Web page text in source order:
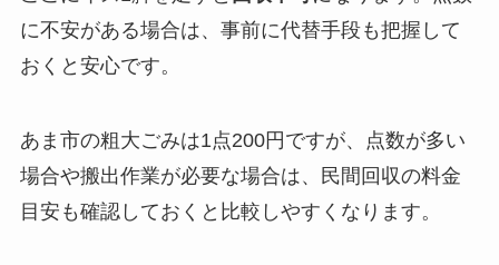
に不安がある場合は、事前に代替手段も把握して
おくと安心です。
あま市の粗大ごみは1点200円ですが、点数が多い
場合や搬出作業が必要な場合は、民間回収の料金
目安も確認しておくと比較しやすくなります。